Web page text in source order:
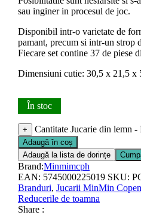
sau inginer in procesul de joc.
Disponibil intr-o varietate de
pamant, precum si intr-un strop
Fiecare set contine 37 de piese
Dimensiuni cutie: 30,5 x 21,5 x
În stoc
+ Cantitate Jucarie din lemn
Adaugă în coș
Adaugă la lista de dorințe
Brand:Minmimcph
EAN: 5745000225019 SKU:
Branduri, Jucarii MinMin
Reducerile de toamna
Share :